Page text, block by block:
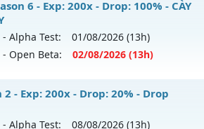
https://muhoalong.pro
máy chủ https://facebook.com/
6 - Exp: 200x - Drop: 100% - CÀY
- Alpha Test: 01/08/2026 (13h)
- Open Beta: 02/08/2026 (13h)
CUỐC FREE DỄ CHƠI DỄ CÀY
- Mở máy chủCUSTOM S1
vào 13h
2 - Exp: 200x - Drop: 20% - Drop
- Alpha Test: 08/08/2026 (13h)